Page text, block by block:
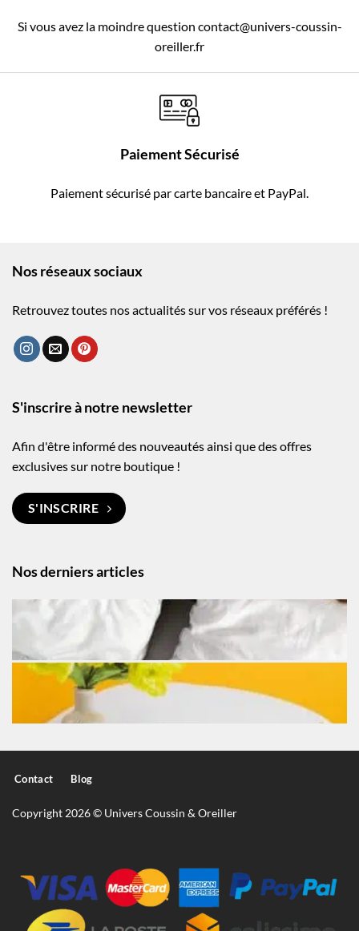
Si vous avez la moindre question contact@univers-coussin-
oreiller.fr
Paiement Sécurisé
Paiement sécurisé par carte bancaire et PayPal.
Nos réseaux sociaux
Retrouvez toutes nos actualités sur vos réseaux préférés !
Nos derniers articles
S'inscrire à notre newsletter
Afin d'être informé des nouveautés ainsi que des offres
exclusives sur notre boutique !
S'INSCRIRE
Contact Blog
Copyright 2026 © Univers Coussin & Oreiller